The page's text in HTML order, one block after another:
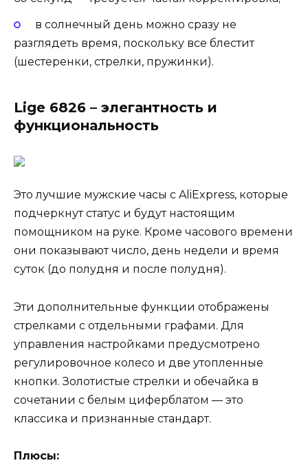
в солнечный день можно сразу не
разглядеть время, поскольку все блестит
(шестеренки, стрелки, пружинки).
Lige 6826 – элегантность и
функциональность
Это лучшие мужские часы с AliExpress, которые
подчеркнут статус и будут настоящим
помощником на руке. Кроме часового времени
они показывают число, день недели и время
суток (до полудня и после полудня).
Эти дополнительные функции отображены
стрелками с отдельными графами. Для
управления настройками предусмотрено
регулировочное колесо и две утопленные
кнопки. Золотистые стрелки и обечайка в
сочетании с белым циферблатом — это
классика и признанные стандарт.
Плюсы: